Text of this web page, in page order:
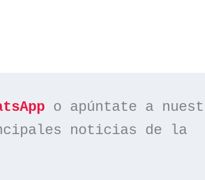
noticias de la